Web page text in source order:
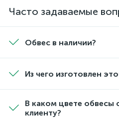
Часто задаваемые
Обвес в наличии?
Из чего изготовлен
В каком цвете обвесы
клиенту?